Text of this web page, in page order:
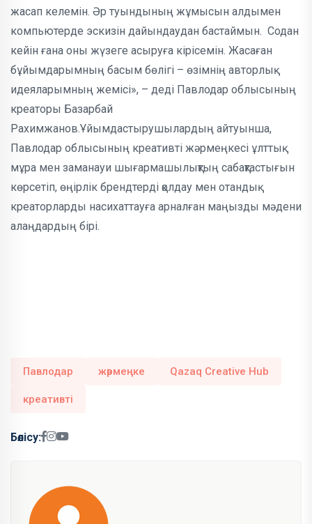
жасап келемін. Әр туындының жұмысын алдымен
компьютерде эскизін дайындаудан бастаймын. Содан
кейін ғана оны жүзеге асыруға кірісемін. Жасаған
бұйымдарымның басым бөлігі – өзімнің авторлық
идеяларымның жемісі», – деді Павлодар облысының
креаторы Базарбай
Рахимжанов.Ұйымдастырушылардың айтуынша,
Павлодар облысының креативті жәрмеңкесі ұлттық
мұра мен заманауи шығармашылықтың сабақтастығын
көрсетіп, өңірлік брендтерді қолдау мен отандық
креаторларды насихаттауға арналған маңызды мәдени
алаңдардың бірі.
Павлодар жәрмеңке Qazaq Creative Hub
креативті
Бөлісу: